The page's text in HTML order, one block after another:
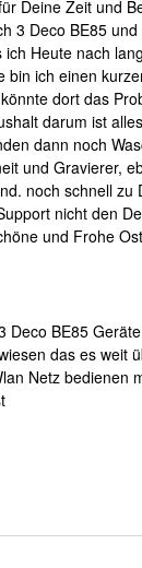
Deine Zeit und
3 Deco BE85
Heute nach
bin ich einen
dort das
darum ist
dann noch
und Gravierer,
noch schnell zu
nicht den
und Frohe
Deco BE85
das es weit
Netz bedienen